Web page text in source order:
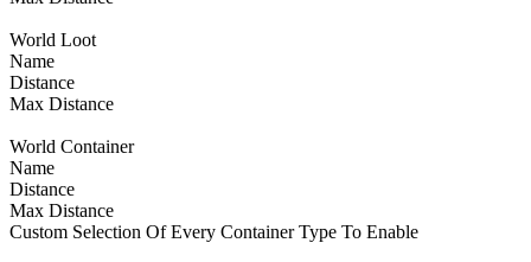
World Loot
Name
Distance
Max Distance
World Container
Name
Distance
Max Distance
Custom Selection Of Every Container Type To Enable